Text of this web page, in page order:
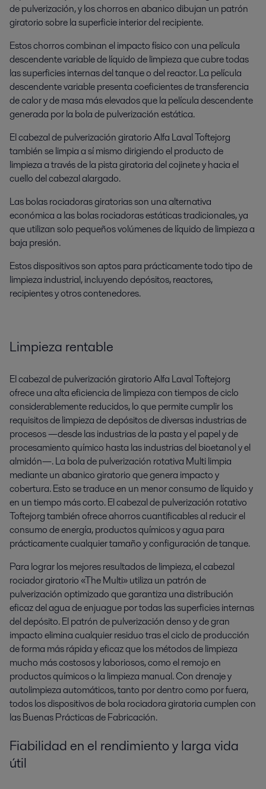
de pulverización, y los chorros en abanico dibujan un patrón
giratorio sobre la superficie interior del recipiente.
Estos chorros combinan el impacto físico con una película
descendente variable de líquido de limpieza que cubre todas
las superficies internas del tanque o del reactor. La película
descendente variable presenta coeficientes de transferencia
de calor y de masa más elevados que la película descendente
generada por la bola de pulverización estática.
El cabezal de pulverización giratorio Alfa Laval Toftejorg
también se limpia a sí mismo dirigiendo el producto de
limpieza a través de la pista giratoria del cojinete y hacia el
cuello del cabezal alargado.
Las bolas rociadoras giratorias son una alternativa
económica a las bolas rociadoras estáticas tradicionales, ya
que utilizan solo pequeños volúmenes de líquido de limpieza a
baja presión.
Estos dispositivos son aptos para prácticamente todo tipo de
limpieza industrial, incluyendo depósitos, reactores,
recipientes y otros contenedores.
Limpieza rentable
El cabezal de pulverización giratorio Alfa Laval Toftejorg
ofrece una alta eficiencia de limpieza con tiempos de ciclo
considerablemente reducidos, lo que permite cumplir los
requisitos de limpieza de depósitos de diversas industrias de
procesos —desde las industrias de la pasta y el papel y de
procesamiento químico hasta las industrias del bioetanol y el
almidón—. La bola de pulverización rotativa Multi limpia
mediante un abanico giratorio que genera impacto y
cobertura. Esto se traduce en un menor consumo de líquido y
en un tiempo más corto. El cabezal de pulverización rotativo
Toftejorg también ofrece ahorros cuantificables al reducir el
consumo de energía, productos químicos y agua para
prácticamente cualquier tamaño y configuración de tanque.
Para lograr los mejores resultados de limpieza, el cabezal
rociador giratorio «The Multi» utiliza un patrón de
pulverización optimizado que garantiza una distribución
eficaz del agua de enjuague por todas las superficies internas
del depósito. El patrón de pulverización denso y de gran
impacto elimina cualquier residuo tras el ciclo de producción
de forma más rápida y eficaz que los métodos de limpieza
mucho más costosos y laboriosos, como el remojo en
productos químicos o la limpieza manual. Con drenaje y
autolimpieza automáticos, tanto por dentro como por fuera,
todos los dispositivos de bola rociadora giratoria cumplen con
las Buenas Prácticas de Fabricación.
Fiabilidad en el rendimiento y larga vida
útil